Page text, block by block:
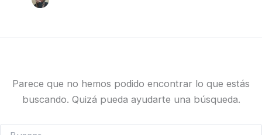
Parece que no hemos podido encontrar lo que estás
buscando. Quizá pueda ayudarte una búsqueda.